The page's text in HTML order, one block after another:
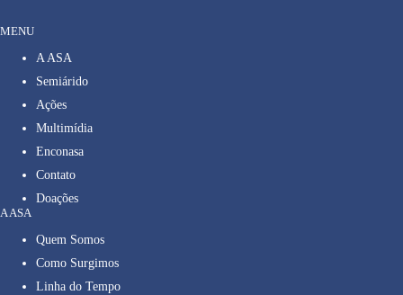
MENU
A ASA
Semiárido
Ações
Multimídia
Enconasa
Contato
Doações
A ASA
Quem Somos
Como Surgimos
Linha do Tempo